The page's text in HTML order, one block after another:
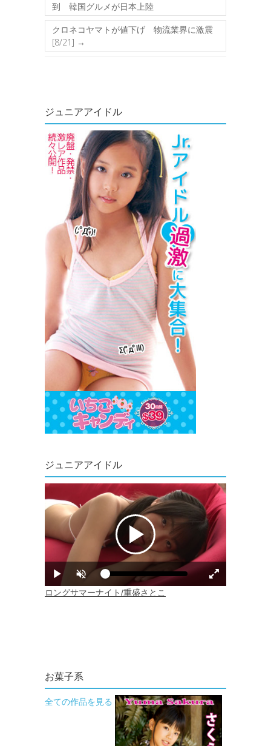
到 韓国グルメが日本上陸
クロネコヤマトが値下げ 物流業界に激震
[8/21] →
ジュニアアイドル
ジュニアアイドル
お菓子系
全ての作品を見る